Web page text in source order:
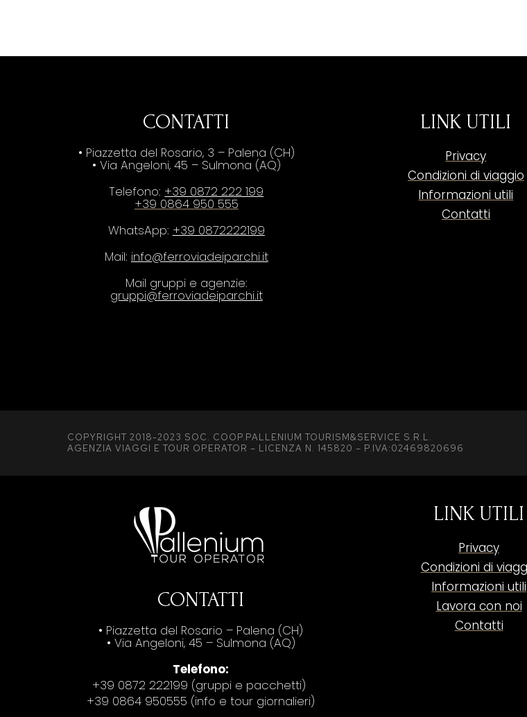
CONTATTI
• Piazzetta del Rosario, 3 – Palena (CH)
• Via Angeloni, 45 – Sulmona (AQ)
Telefono: +39 0872 222 199
+39 0864 950 555
WhatsApp: +39 0872222199
Mail: info@ferroviadeiparchi.it
Mail gruppi e agenzie:
gruppi@ferroviadeiparchi.it
LINK UTILI
Privacy
Condizioni di viaggio
Informazioni utili
Contatti
COPYRIGHT 2018-2023 SOC. COOP.PALLENIUM TOURISM&SERVICE S.R.L.
AGENZIA VIAGGI E TOUR OPERATOR – LICENZA N. 145820 – P.IVA:02469820696
CONTATTI
• Piazzetta del Rosario – Palena (CH)
• Via Angeloni, 45 – Sulmona (AQ)
Telefono:
+39 0872 222199 (gruppi e pacchetti)
+39 0864 950555 (info e tour giornalieri)
LINK UTILI
Privacy
Condizioni di
Informazioni utili
Lavora con noi
Contatti